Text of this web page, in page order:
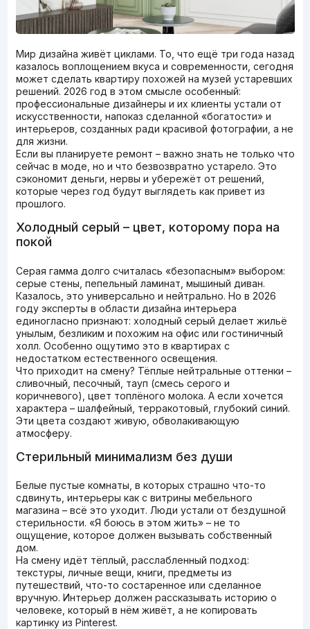
Мир дизайна живёт циклами. То, что ещё три года назад
казалось воплощением вкуса и современности, сегодня
может сделать квартиру похожей на музей устаревших
решений. 2026 год в этом смысле особенный:
профессиональные дизайнеры и их клиенты устали от
искусственности, напоказ сделанной «богатости» и
интерьеров, созданных ради красивой фотографии, а не
для жизни.
Если вы планируете ремонт – важно знать не только что
сейчас в моде, но и что безвозвратно устарело. Это
сэкономит деньги, нервы и убережёт от решений,
которые через год будут выглядеть как привет из
прошлого.
Холодный серый – цвет, которому пора на
покой
Серая гамма долго считалась «безопасным» выбором:
серые стены, пепельный ламинат, мышиный диван.
Казалось, это универсально и нейтрально. Но в 2026
году эксперты в области дизайна интерьера
единогласно признают: холодный серый делает жильё
унылым, безликим и похожим на офис или гостиничный
холл. Особенно ощутимо это в квартирах с
недостатком естественного освещения.
Что приходит на смену? Тёплые нейтральные оттенки –
сливочный, песочный, тауп (смесь серого и
коричневого), цвет топлёного молока. А если хочется
характера – шалфейный, терракотовый, глубокий синий.
Эти цвета создают живую, обволакивающую
атмосферу.
Стерильный минимализм без души
Белые пустые комнаты, в которых страшно что-то
сдвинуть, интерьеры как с витрины мебельного
магазина – всё это уходит. Люди устали от бездушной
стерильности. «Я боюсь в этом жить» – не то
ощущение, которое должен вызывать собственный
дом.
На смену идёт тёплый, расслабленный подход:
текстуры, личные вещи, книги, предметы из
путешествий, что-то состаренное или сделанное
вручную. Интерьер должен рассказывать историю о
человеке, который в нём живёт, а не копировать
картинку из Pinterest.